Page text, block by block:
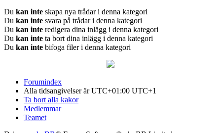
Du kan inte skapa nya trådar i denna kategori
Du kan inte svara på trådar i denna kategori
Du kan inte redigera dina inlägg i denna kategori
Du kan inte ta bort dina inlägg i denna kategori
Du kan inte bifoga filer i denna kategori
Forumindex
Alla tidsangivelser är UTC+01:00 UTC+1
Ta bort alla kakor
Medlemmar
Teamet